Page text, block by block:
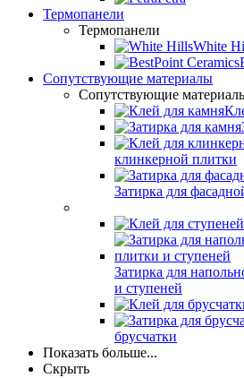
Термопанели
Термопанели
White
Сопутствующие материалы
Сопутствующие
клинкерной плитки
Затирка для
Затирка для
и ступеней
брусчатки
Показать больше...
Скрыть